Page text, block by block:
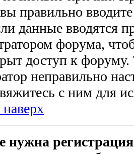
правильно
данные вводятся
форума,
доступ к
неправильно
с ним для
нужна